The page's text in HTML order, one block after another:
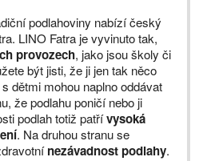
podlahoviny nabízí český
LINO Fatra je vyvinuto tak,
provozech, jako jsou školy či
být jisti, že ji jen tak něco
dětmi mohou naplno oddávat
že podlahu poničí nebo ji
podlah totiž patřívysoká
. Na druhou stranu se
nezávadnost podlahy.